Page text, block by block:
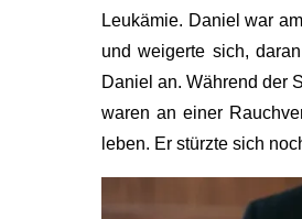
Leukämie. Daniel war
und weigerte sich,
Daniel an. Während der
waren an einer
leben. Er stürzte sich